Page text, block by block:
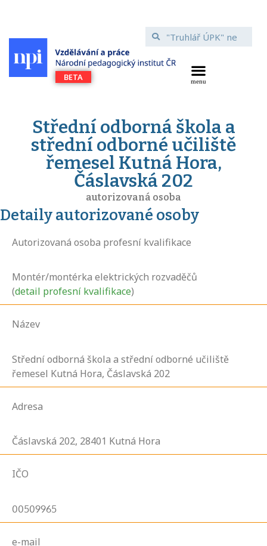
Střední odborná škola a
střední odborné učiliště
řemesel Kutná Hora,
Čáslavská 202
autorizovaná osoba
Detaily autorizované osoby
Autorizovaná osoba profesní kvalifikace
Montér/montérka elektrických rozvaděčů
(detail profesní kvalifikace)
Název
Střední odborná škola a střední odborné učiliště
řemesel Kutná Hora, Čáslavská 202
Adresa
Čáslavská 202, 28401 Kutná Hora
IČO
00509965
e-mail